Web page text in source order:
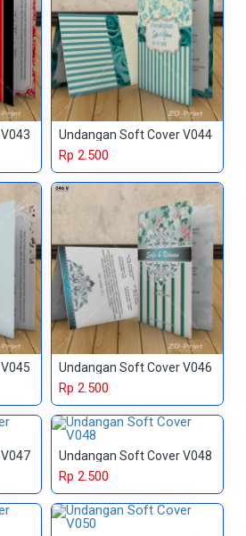
Undangan Soft Cover V044
Rp 2.500
Undangan Soft Cover V046
Rp 2.500
Undangan Soft Cover V048
Rp 2.500